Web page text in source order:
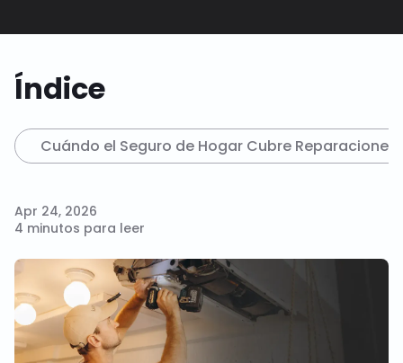
Índice
Cuándo el Seguro de Hogar Cubre
Apr 24, 2026
4 minutos para leer